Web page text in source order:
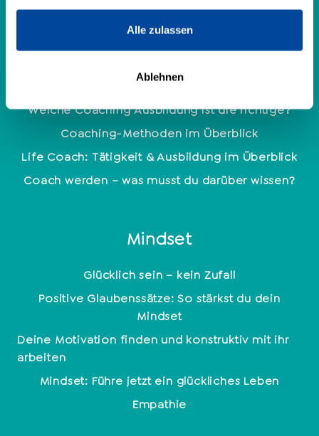
Alle zulassen
Ablehnen
Coaching
Welche Coaching Ausbildung ist die richtige?
Coaching-Methoden im Überblick
Life Coach: Tätigkeit & Ausbildung im Überblick
Coach werden – was musst du darüber wissen?
Mindset
Glücklich sein – kein Zufall
Positive Glaubenssätze: So stärkst du dein
Mindset
Deine Motivation finden und konstruktiv mit ihr
arbeiten
Mindset: Führe jetzt ein glückliches Leben
Empathie